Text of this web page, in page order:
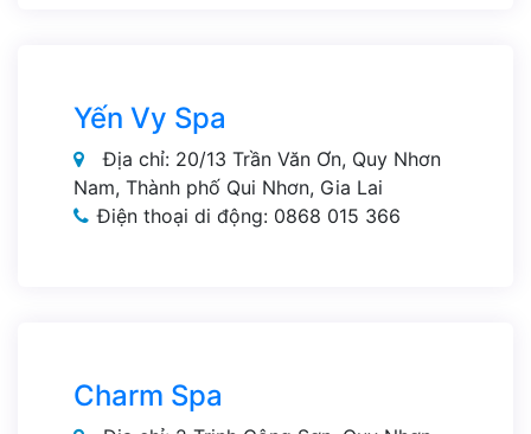
Yến Vy Spa
Địa chỉ: 20/13 Trần Văn Ơn, Quy Nhơn
Nam, Thành phố Qui Nhơn, Gia Lai
Điện thoại di động: 0868 015 366
Charm Spa